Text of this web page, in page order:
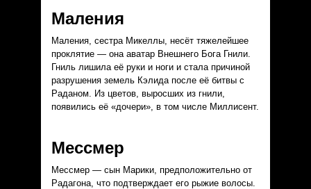
Маления
Маления, сестра Микеллы, несёт тяжелейшее
проклятие — она аватар Внешнего Бога Гнили.
Гниль лишила её руки и ноги и стала причиной
разрушения земель Кэлида после её битвы с
Раданом. Из цветов, выросших из гнили,
появились её «дочери», в том числе Миллисент.
Мессмер
Мессмер — сын Марики, предположительно от
Радагона, что подтверждает его рыжие волосы.